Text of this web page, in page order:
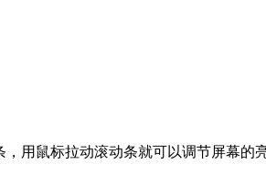
用鼠标拉动滚动条就可以调节屏幕的亮